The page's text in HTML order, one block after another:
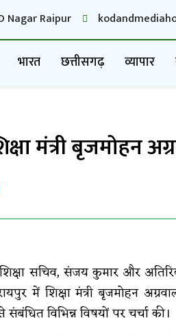
Nagar Raipur
भारत छत्तीसगढ़ व्यापार
मंत्री बृजमोहन
सचिव, संजय कुमार और
में शिक्षा मंत्री बृजमोहन
विभिन्न विषयों पर चर्चा की।